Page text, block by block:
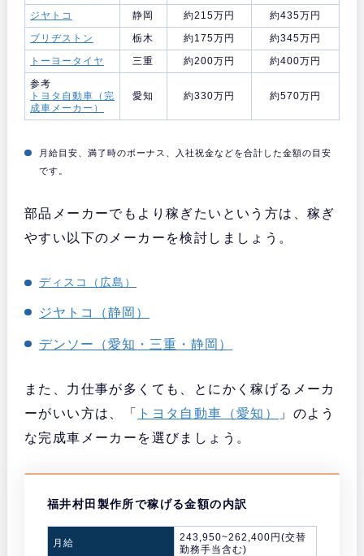
ジヤトコ
静岡 約215万円
約435万円
ブリヂストン
栃木 約175万円
約345万円
トーヨータイヤ
三重 約200万円
約400万円
参考
トヨタ自動車（完
成車メーカー）
愛知 約330万円 約570万円
月給目安、満了時のボーナス、入社祝金などを合計した金額の目安
です。
部品メーカーでもより稼ぎたいという方は、稼ぎ
やすい以下のメーカーを検討しましょう。
ディスコ（広島）
ジヤトコ（静岡）
デンソー（愛知・三重・静岡）
また、力仕事が多くても、とにかく稼げるメーカ
ーがいい方は、「
トヨタ自動車（愛知）
」のよう
な完成車メーカーを選びましょう。
福井村田製作所で稼げる金額の内訳
月給
243,950~262,400円(交替
勤務手当含む)